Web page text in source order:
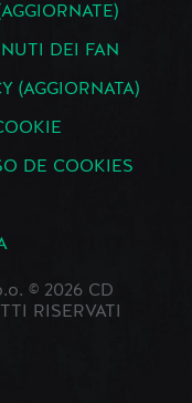
DEI FAN
(AGGIORNATA)
DE COOKIES
© 2026 CD
RISERVATI